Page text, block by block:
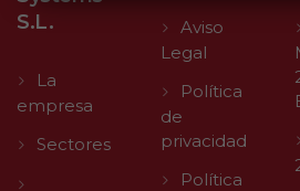
S.L.
La
empresa
Sectores
Aviso
Legal
Política
de
privacidad
Política